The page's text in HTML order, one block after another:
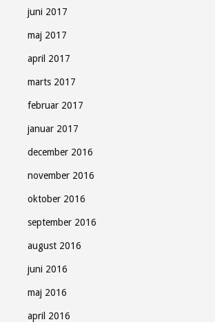
juni 2017
maj 2017
april 2017
marts 2017
februar 2017
januar 2017
december 2016
november 2016
oktober 2016
september 2016
august 2016
juni 2016
maj 2016
april 2016